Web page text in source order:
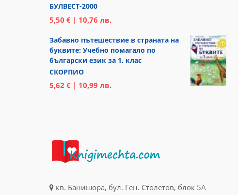
БУЛВЕСТ-2000
5,50 € | 10,76 лв.
Забавно пътешествие в страната на
буквите: Учебно помагало по
български език за 1. клас
СКОРПИО
5,62 € | 10,99 лв.
кв. Банишора, бул. Ген. Столетов, блок 5А